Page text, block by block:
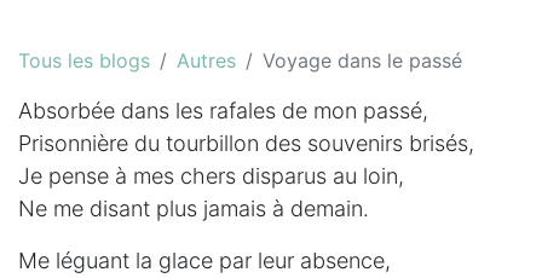
Tous les blogs Autres Voyage dans le passé
Absorbée dans les rafales de mon passé,
Prisonnière du tourbillon des souvenirs brisés,
Je pense à mes chers disparus au loin,
Ne me disant plus jamais à demain.
Me léguant la glace par leur absence,